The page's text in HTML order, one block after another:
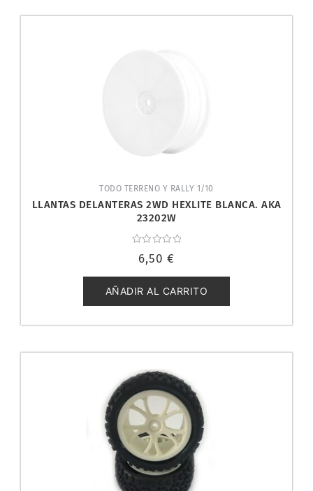
TODO TERRENO Y RALLY 1/10
LLANTAS DELANTERAS 2WD HEXLITE BLANCA. AKA
23202W
con
de
5
6,50 €
AÑADIR AL CARRITO